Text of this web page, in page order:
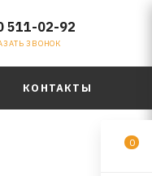
511-02-92
ЗВОНОК
КОНТАКТЫ
0